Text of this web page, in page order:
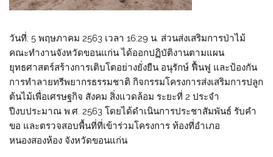
วันที่: 5 พฤษภาคม 2563 เวลา 16:29 น. ส่วนส่งเสริมการป่าไม้
คณะทำงานจังหวัดขอนแก่น ได้ออกปฏิบัติงานตามแผน
ยุทธศาสตร์สร้างการเติบโตอย่างยั่งยืน อนุรักษ์ ฟื้นฟู และป้องกัน
การทำลายทรีพยากรธรรมชาติ กิจกรรมโครงการส่งเสริมการปลูก
ต้นไม้เพื่อเศรษฐกิจ สังคม สิ่งแวดล้อม ระยะที่ 2 ประจำ
ปีงบประมาณ พ.ศ. 2563 โดยได้ดำเนินการประชาสัมพันธ์ รับคำ
ขอ และตรวจสอบพื้นที่ที่เข้าร่วมโครงการ ท้องที่อำเภอ
หนองสองห้อง จังหวัดขอนแก่น